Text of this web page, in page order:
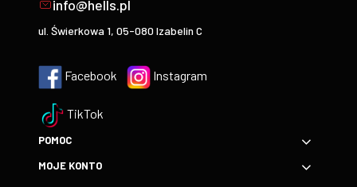
info@hells.pl
ul. Świerkowa 1, 05-080 Izabelin C
Facebook Instagram
TikTok
POMOC
MOJE KONTO